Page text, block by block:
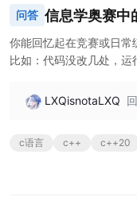
问答 信息学奥赛中
你能回忆起在竞赛或日常
比如：代码没改几处，运
能隐藏的计算机原理或者
LXQisnotaLXQ
提
c语言 c++ c++20